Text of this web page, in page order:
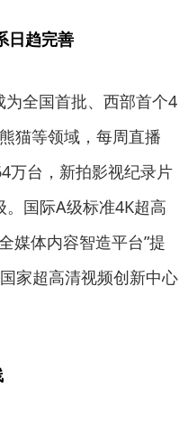
日趋完善
全国首批、西部首个4
猫等领域，每周直播
万台，新拍影视纪录片
国际A级标准4K超高
媒体内容智造平台”提
家超高清视频创新中心